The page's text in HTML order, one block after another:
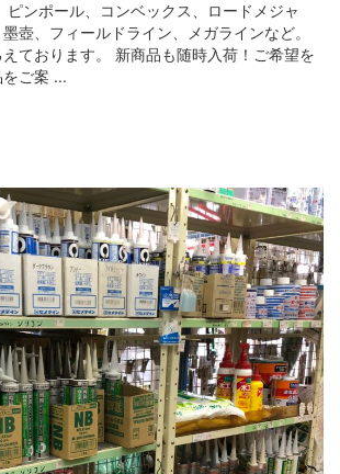
ピンポール、コンベックス、ロードメジャ
壺、フィールドライン、メガラインなど。
ております。 新商品も随時入荷！ご希望を
ご案 ...